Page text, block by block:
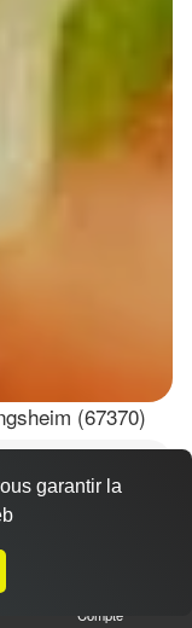
(67370)
Compte
garantir la